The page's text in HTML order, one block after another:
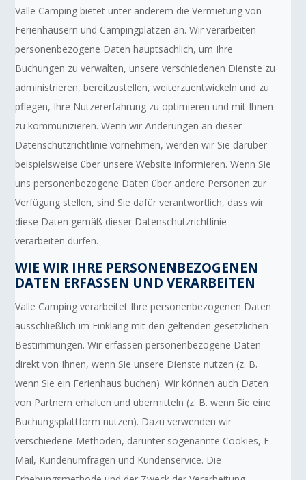
Valle Camping bietet unter anderem die Vermietung von
Ferienhäusern und Campingplätzen an. Wir verarbeiten
personenbezogene Daten hauptsächlich, um Ihre
Buchungen zu verwalten, unsere verschiedenen Dienste zu
administrieren, bereitzustellen, weiterzuentwickeln und zu
pflegen, Ihre Nutzererfahrung zu optimieren und mit Ihnen
zu kommunizieren. Wenn wir Änderungen an dieser
Datenschutzrichtlinie vornehmen, werden wir Sie darüber
beispielsweise über unsere Website informieren. Wenn Sie
uns personenbezogene Daten über andere Personen zur
Verfügung stellen, sind Sie dafür verantwortlich, dass wir
diese Daten gemäß dieser Datenschutzrichtlinie
verarbeiten dürfen.
WIE WIR IHRE PERSONENBEZOGENEN
DATEN ERFASSEN UND VERARBEITEN
Valle Camping verarbeitet Ihre personenbezogenen Daten
ausschließlich im Einklang mit den geltenden gesetzlichen
Bestimmungen. Wir erfassen personenbezogene Daten
direkt von Ihnen, wenn Sie unsere Dienste nutzen (z. B.
wenn Sie ein Ferienhaus buchen). Wir können auch Daten
von Partnern erhalten und übermitteln (z. B. wenn Sie eine
Buchungsplattform nutzen). Dazu verwenden wir
verschiedene Methoden, darunter sogenannte Cookies, E-
Mail, Kundenumfragen und Kundenservice. Die